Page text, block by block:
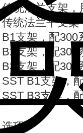
传统法兰支架
传统法兰平支
B1支架，配300
B2支架，配300
B3支架，配300
SST B1支架，
SST B3支架，
选项